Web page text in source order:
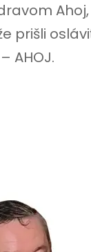
prišli
AHOJ.